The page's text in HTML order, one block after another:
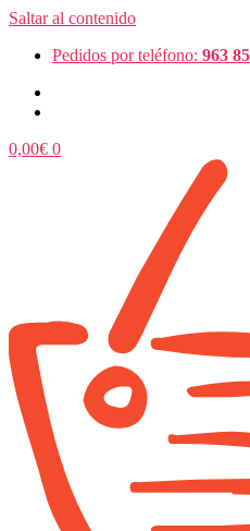
Saltar al contenido
Pedidos por teléfono: 963
0,00€ 0